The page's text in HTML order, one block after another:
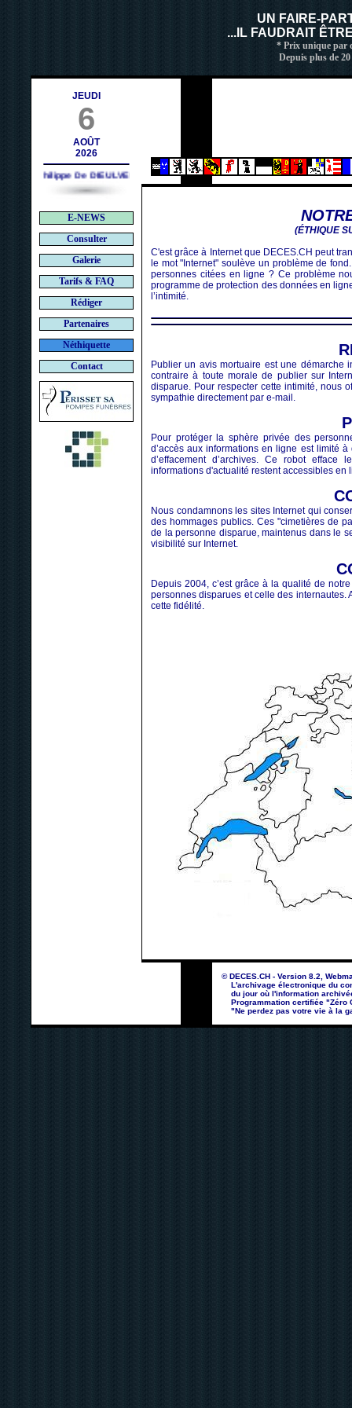
UN FAIRE-
...IL FAUDRAIT
* Prix unique par
Depuis plus de
JEUDI
6
AOÛT
2026
Philippe De DIEULVEULT (1985) - HIROSHIMA (1945)
E-NEWS
Consulter
Galerie
Tarifs & FAQ
Rédiger
Partenaires
Néthiquette
Contact
(ÉTHIQUE
C'est grâce à Internet que DECES.CH peut
le mot "Internet" soulève un problème de
personnes citées en ligne ? Ce problème
programme de protection des données en
l’intimité.
Publier un avis mortuaire est une démarche
contraire à toute morale de publier sur
disparue. Pour respecter cette intimité, nous
sympathie directement par e-mail.
Pour protéger la sphère privée des
d’accès aux informations en ligne est limité
d’effacement d’archives. Ce robot
informations d'actualité restent accessibles en
Nous condamnons les sites Internet qui
des hommages publics. Ces "cimetières de
de la personne disparue, maintenus dans le
visibilité sur Internet.
Depuis 2004, c’est grâce à la qualité de
personnes disparues et celle des internautes.
cette fidélité.
© DECES.CH - Version 8.2,
L'archivage électronique du
du jour où l'information
Programmation certifiée "Zéro
"Ne perdez pas votre vie à la